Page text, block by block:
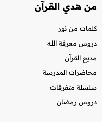
من هدي القرآن
كلمات من نور
دروس معرفة الله
مديح القرآن
محاضرات المدرسة
سلسلة متفرقات
دروس رمضان